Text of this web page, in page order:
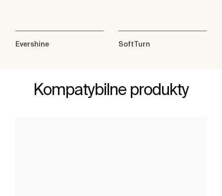
Evershine SoftTurn
Kompatybilne produkty